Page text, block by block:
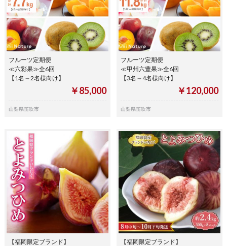
フルーツ定期便
≪六彩果≫全6回
【1名～2名様向け】
￥85,000
山梨県笛吹市
フルーツ定期便
≪甲州六豊果≫全6回
【3名～4名様向け】
￥120,000
山梨県笛吹市
【福岡限定ブランド】
【福岡限定ブランド】